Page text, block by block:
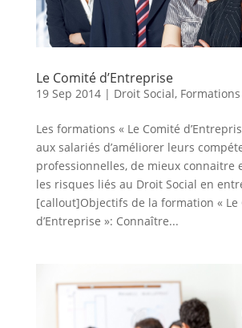
Le Comité d’Entreprise
19 Sep 2014| Droit Social, Formations
Les formations « Le Comité
aux salariés d’améliorer leurs
professionnelles, de mieux connaitre
les risques liés au Droit Social en
[callout]Objectifs de la formation « Le
d’Entreprise »: Connaître...